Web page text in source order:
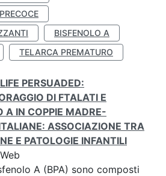
BISFENOLO A
TELARCA PREMATURO
PERSUADED:
DI FTALATI E
A IN COPPIE MADRE-
ASSOCIAZIONE TRA
E PATOLOGIE INFANTILI
A (BPA) sono composti